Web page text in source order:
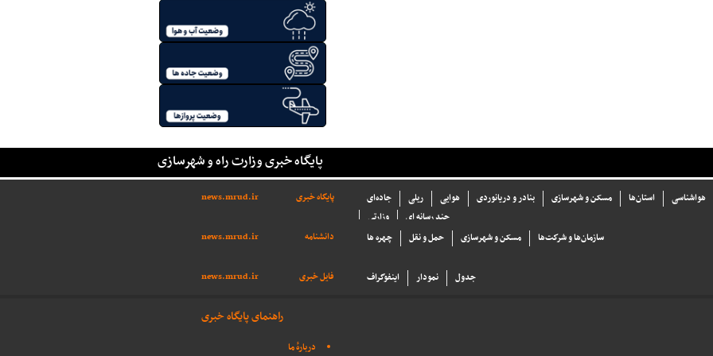
پایگاه خبری وزارت راه و شهرسازی
پایگاه خبری news.mrud.ir جاده‌ای ریلی هوایی بنادر و دریانوردی مسکن و شهرسازی استان‌ها
هواشناسی
وزارتی
چند رسانه ای
دانشنامه
news.mrud.ir چهره ها حمل و نقل مسکن و شهرسازی سازما‌ن‌ها و شركت‌ها
فایل خبری news.mrud.ir اینفوگراف نمودار جدول
راهنمای پایگاه خبری
دربارهٔ ما